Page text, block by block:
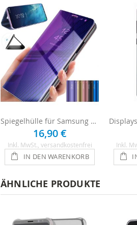
Spiegelhülle für Samsung Galaxy S8
16,90 €
Inkl. MwSt. , versandkostenfrei
IN DEN WARENKORB
Inkl.
ÄHNLICHE PRODUKTE